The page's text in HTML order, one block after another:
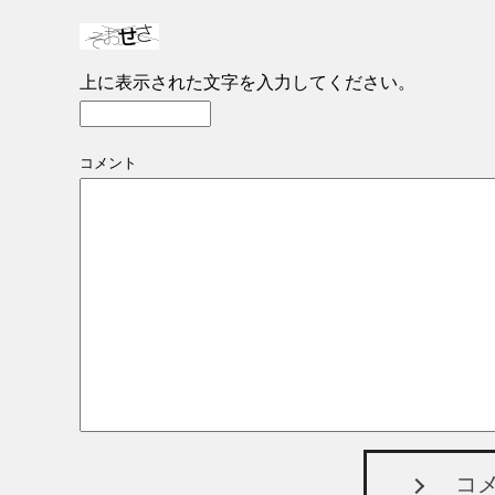
上に表示された文字を入力してください。
コメント
コ